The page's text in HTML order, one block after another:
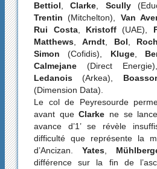
Bettiol, Clarke, Scully
Trentin (Mitchelton), Van
Rui Costa, Kristoff(UAE),
Matthews,Arndt, Bol,
Simon (Cofidis), Kluge,
Calmejane (Direct
Ledanois (Arkea),
(Dimension Data).
Le col de Peyresourde
avant queClarke ne se
avance d’1’ se révèle
difficulté que représente la
d’Ancizan.Yates,
différence sur la fin de